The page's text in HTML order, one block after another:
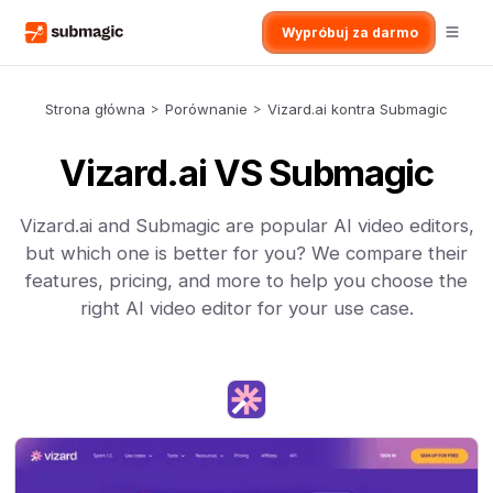
Wypróbuj za darmo
Strona główna > Porównanie > Vizard.ai kontra Submagic
Vizard.ai VS Submagic
Vizard.ai and Submagic are popular AI video editors,
but which one is better for you? We compare their
features, pricing, and more to help you choose the
right AI video editor for your use case.